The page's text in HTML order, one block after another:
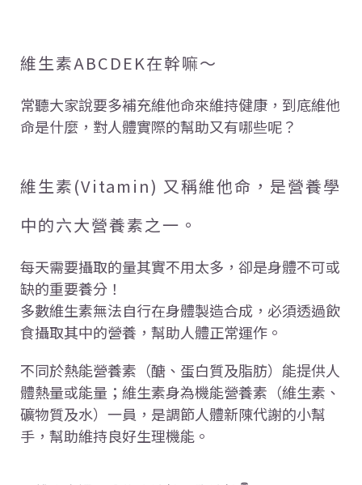
維生素ABCDEK在幹嘛～
常聽大家說要多補充維他命來維持健康，到底維他
命是什麼，對人體實際的幫助又有哪些呢？
維生素(Vitamin) 又稱維他命，是營養學
中的六大營養素之一。
每天需要攝取的量其實不用太多，卻是身體不可或
缺的重要養分！
多數維生素無法自行在身體製造合成，必須透過飲
食攝取其中的營養，幫助人體正常運作。
不同於熱能營養素（醣、蛋白質及脂肪）能提供人
體熱量或能量；維生素身為機能營養素（維生素、
礦物質及水）一員，是調節人體新陳代謝的小幫
手，幫助維持良好生理機能。